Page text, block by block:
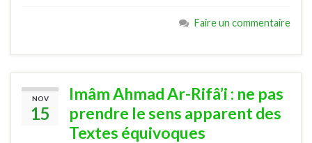
Faire un commentaire
NOV
15
Imâm Ahmad Ar-Rifâ’i : ne pas
prendre le sens apparent des
Textes équivoques